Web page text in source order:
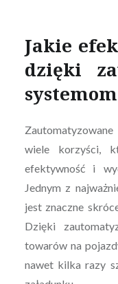
Jakie
dzięki
wiele korzyści,
efektywność i
Jednym z
jest znaczne
Dzięki
towarów na
nawet kilka razy